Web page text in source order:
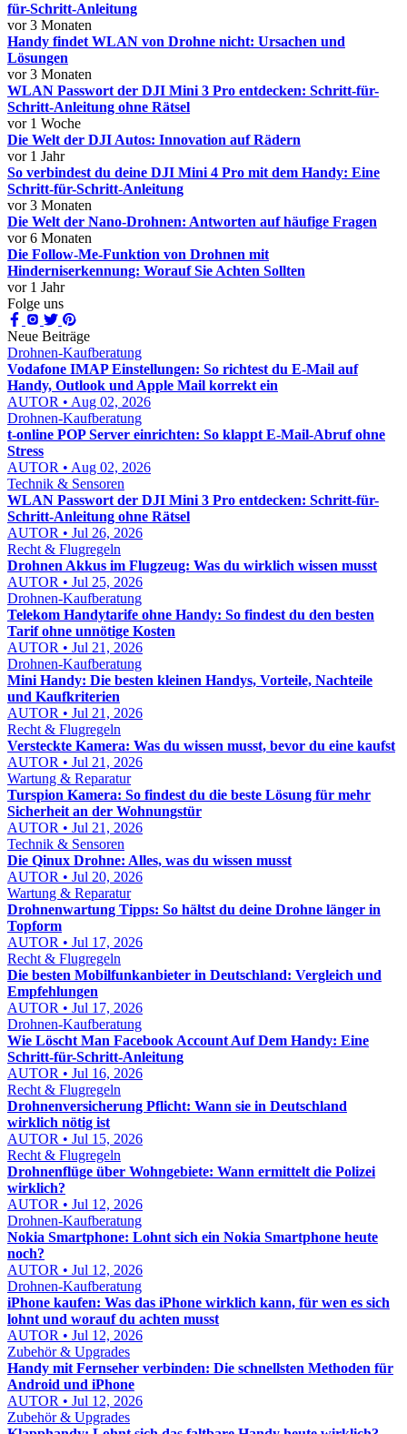
für-Schritt-Anleitung
vor 3 Monaten
Handy findet WLAN von Drohne nicht: Ursachen und
Lösungen
vor 3 Monaten
WLAN Passwort der DJI Mini 3 Pro entdecken: Schritt-für-
Schritt-Anleitung ohne Rätsel
vor 1 Woche
Die Welt der DJI Autos: Innovation auf Rädern
vor 1 Jahr
So verbindest du deine DJI Mini 4 Pro mit dem Handy: Eine
Schritt-für-Schritt-Anleitung
vor 3 Monaten
Die Welt der Nano-Drohnen: Antworten auf häufige Fragen
vor 6 Monaten
Die Follow-Me-Funktion von Drohnen mit
Hinderniserkennung: Worauf Sie Achten Sollten
vor 1 Jahr
Folge uns
Neue Beiträge
Drohnen-Kaufberatung
Vodafone IMAP Einstellungen: So richtest du E-Mail auf
Handy, Outlook und Apple Mail korrekt ein
AUTOR • Aug 02, 2026
Drohnen-Kaufberatung
t-online POP Server einrichten: So klappt E-Mail-Abruf ohne
Stress
AUTOR • Aug 02, 2026
Technik & Sensoren
WLAN Passwort der DJI Mini 3 Pro entdecken: Schritt-für-
Schritt-Anleitung ohne Rätsel
AUTOR • Jul 26, 2026
Recht & Flugregeln
Drohnen Akkus im Flugzeug: Was du wirklich wissen musst
AUTOR • Jul 25, 2026
Drohnen-Kaufberatung
Telekom Handytarife ohne Handy: So findest du den besten
Tarif ohne unnötige Kosten
AUTOR • Jul 21, 2026
Drohnen-Kaufberatung
Mini Handy: Die besten kleinen Handys, Vorteile, Nachteile
und Kaufkriterien
AUTOR • Jul 21, 2026
Recht & Flugregeln
Versteckte Kamera: Was du wissen musst, bevor du eine kaufst
AUTOR • Jul 21, 2026
Wartung & Reparatur
Turspion Kamera: So findest du die beste Lösung für mehr
Sicherheit an der Wohnungstür
AUTOR • Jul 21, 2026
Technik & Sensoren
Die Qinux Drohne: Alles, was du wissen musst
AUTOR • Jul 20, 2026
Wartung & Reparatur
Drohnenwartung Tipps: So hältst du deine Drohne länger in
Topform
AUTOR • Jul 17, 2026
Recht & Flugregeln
Die besten Mobilfunkanbieter in Deutschland: Vergleich und
Empfehlungen
AUTOR • Jul 17, 2026
Drohnen-Kaufberatung
Wie Löscht Man Facebook Account Auf Dem Handy: Eine
Schritt-für-Schritt-Anleitung
AUTOR • Jul 16, 2026
Recht & Flugregeln
Drohnenversicherung Pflicht: Wann sie in Deutschland
wirklich nötig ist
AUTOR • Jul 15, 2026
Recht & Flugregeln
Drohnenflüge über Wohngebiete: Wann ermittelt die Polizei
wirklich?
AUTOR • Jul 12, 2026
Drohnen-Kaufberatung
Nokia Smartphone: Lohnt sich ein Nokia Smartphone heute
noch?
AUTOR • Jul 12, 2026
Drohnen-Kaufberatung
iPhone kaufen: Was das iPhone wirklich kann, für wen es sich
lohnt und worauf du achten musst
AUTOR • Jul 12, 2026
Zubehör & Upgrades
Handy mit Fernseher verbinden: Die schnellsten Methoden für
Android und iPhone
AUTOR • Jul 12, 2026
Zubehör & Upgrades